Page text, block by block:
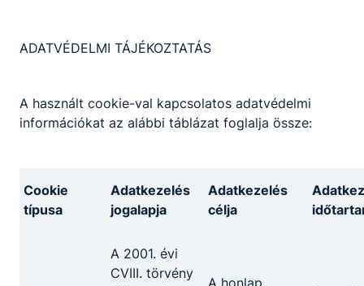
ADATVÉDELMI TÁJÉKOZTATÁS
A használt cookie-val kapcsolatos adatvédelmi
információkat az alábbi táblázat foglalja össze:
Cookie
típusa
Adatkezelés
jogalapja
Adatkezelés
célja
A 2001. évi
CVIII. törvény
A honlap